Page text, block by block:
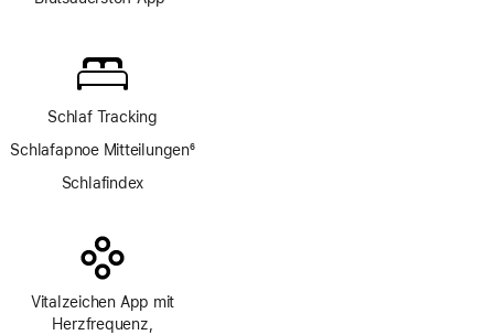
Schlaf Tracking
Schlafapnoe Mitteilungen6
Schlafindex
Vitalzeichen App mit
Herzfrequenz,